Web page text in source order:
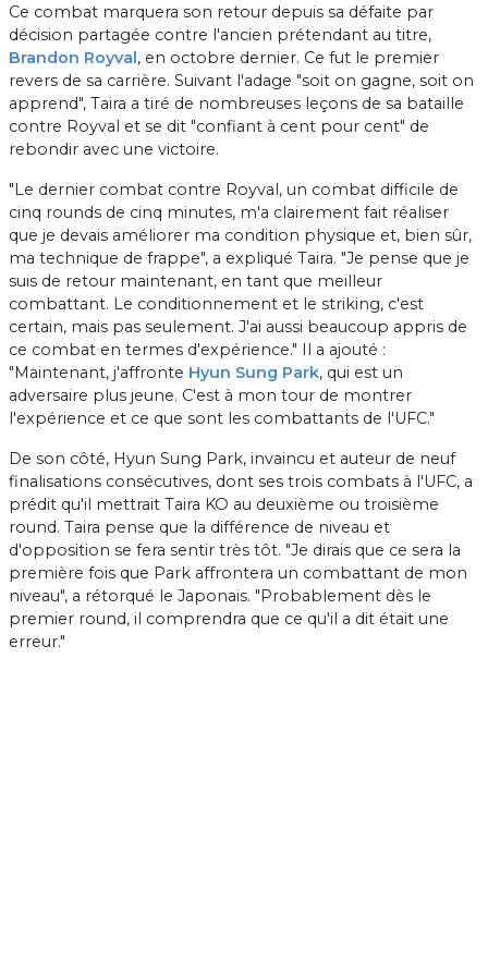
Ce combat marquera son retour depuis sa défaite par
décision partagée contre l'ancien prétendant au titre,
Brandon Royval, en octobre dernier. Ce fut le premier
revers de sa carrière. Suivant l'adage "soit on gagne, soit on
apprend", Taira a tiré de nombreuses leçons de sa bataille
contre Royval et se dit "confiant à cent pour cent" de
rebondir avec une victoire.
"Le dernier combat contre Royval, un combat difficile de
cinq rounds de cinq minutes, m'a clairement fait réaliser
que je devais améliorer ma condition physique et, bien sûr,
ma technique de frappe", a expliqué Taira. "Je pense que je
suis de retour maintenant, en tant que meilleur
combattant. Le conditionnement et le striking, c'est
certain, mais pas seulement. J'ai aussi beaucoup appris de
ce combat en termes d'expérience." Il a ajouté :
"Maintenant, j'affronte Hyun Sung Park, qui est un
adversaire plus jeune. C'est à mon tour de montrer
l'expérience et ce que sont les combattants de l'UFC."
De son côté, Hyun Sung Park, invaincu et auteur de neuf
finalisations consécutives, dont ses trois combats à l'UFC, a
prédit qu'il mettrait Taira KO au deuxième ou troisième
round. Taira pense que la différence de niveau et
d'opposition se fera sentir très tôt. "Je dirais que ce sera la
première fois que Park affrontera un combattant de mon
niveau", a rétorqué le Japonais. "Probablement dès le
premier round, il comprendra que ce qu'il a dit était une
erreur."